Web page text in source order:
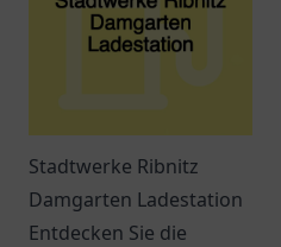
Stadtwerke Ribnitz
Damgarten Ladestation
Entdecken Sie die